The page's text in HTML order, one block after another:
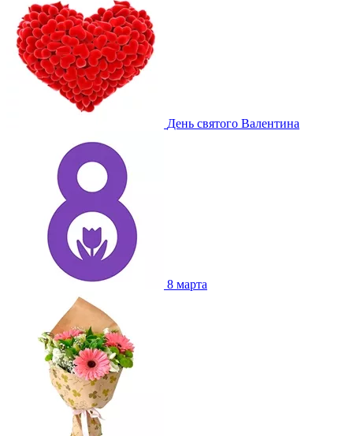
День святого Валентина
8 марта